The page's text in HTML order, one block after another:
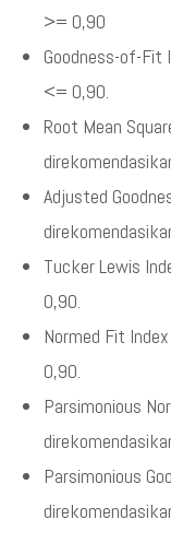
>= 0,90
Goodness-of-Fit
<= 0,90.
Root Mean
Adjusted
Tucker Lewis
0,90.
Normed Fit
0,90.
Parsimonious
Parsimonious